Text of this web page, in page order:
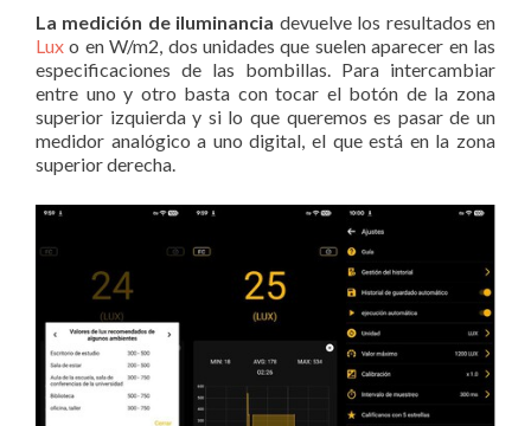
La medición de iluminancia devuelve los resultados en
Lux o en W/m2, dos unidades que suelen aparecer en las
especificaciones de las bombillas. Para intercambiar
entre uno y otro basta con tocar el botón de la zona
superior izquierda y si lo que queremos es pasar de un
medidor analógico a uno digital, el que está en la zona
superior derecha.